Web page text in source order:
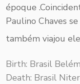
époque
Paulino Chaves
também viajou
Birth: Brasil
Death: Brasil